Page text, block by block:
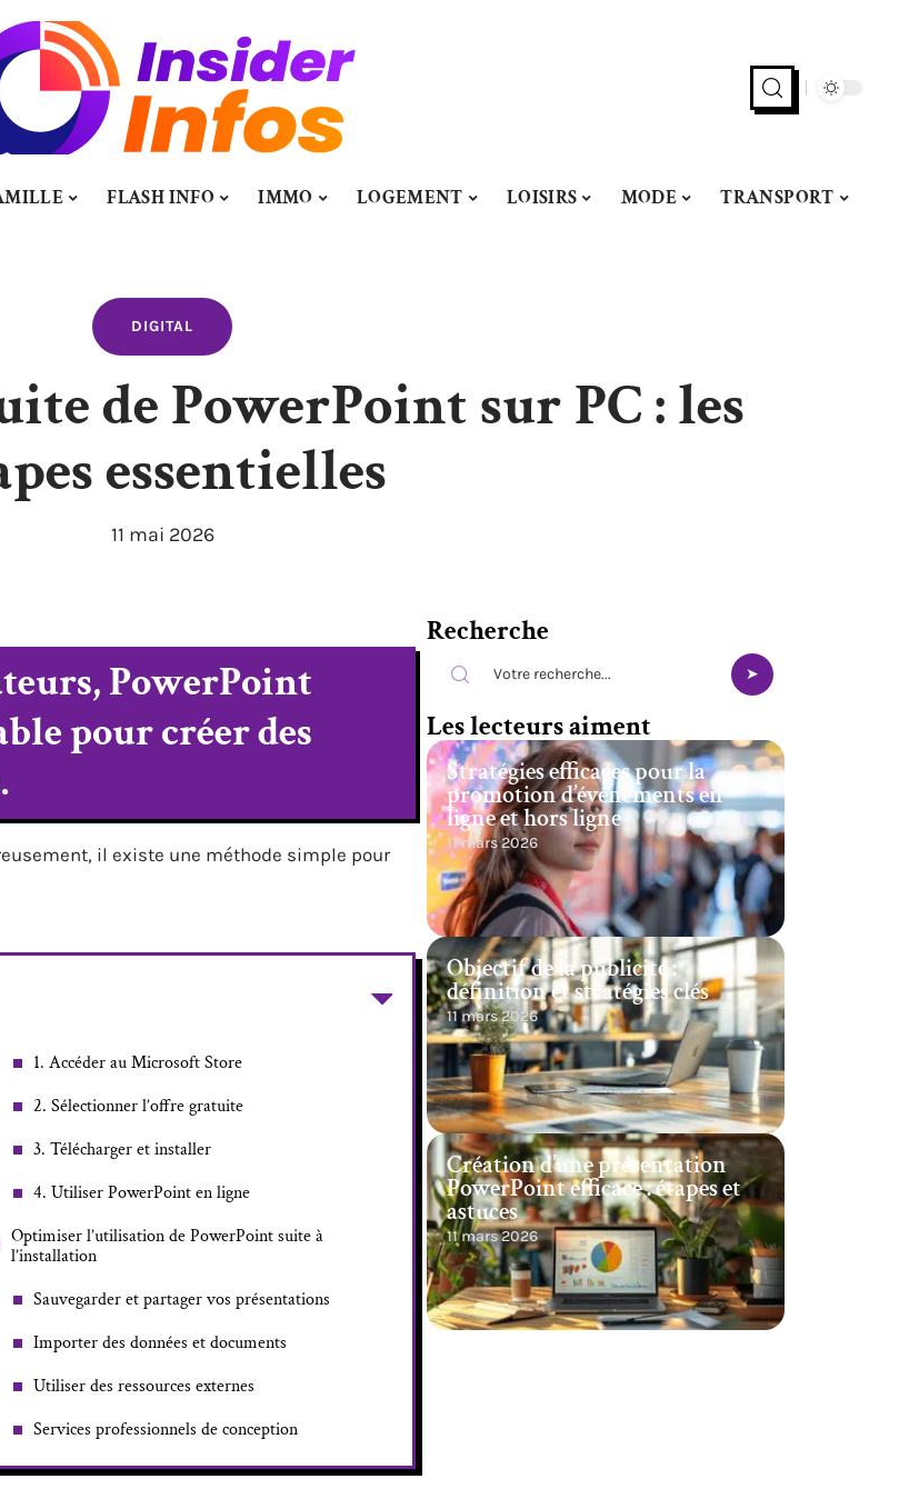
FLASH INFO IMMO LOGEMENT LOISIRS MODE TRANSPORT
DIGITAL
de PowerPoint sur PC : les
essentielles
11 mai 2026
PowerPoint
pour créer des
il existe une méthode simple pour
1. Accéder au Microsoft Store
2. Sélectionner l’offre gratuite
3. Télécharger et installer
4. Utiliser PowerPoint en ligne
Optimiser l’utilisation de PowerPoint suite à
l’installation
Sauvegarder et partager vos présentations
Importer des données et documents
Utiliser des ressources externes
Services professionnels de conception
Recherche
Les lecteurs aiment
Stratégies efficaces pour la
promotion d’événements en
ligne et hors ligne
11 mars 2026
Objectif de la publicité :
définition et stratégies clés
11 mars 2026
Création d’une présentation
PowerPoint efficace : étapes et
astuces
11 mars 2026